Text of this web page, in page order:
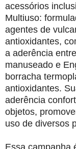
acessórios
Multiuso:
agentes de
antioxidantes,
a aderência
manuseado e
borracha
antioxidantes.
aderência
objetos,
uso de diversos
Essa campanha